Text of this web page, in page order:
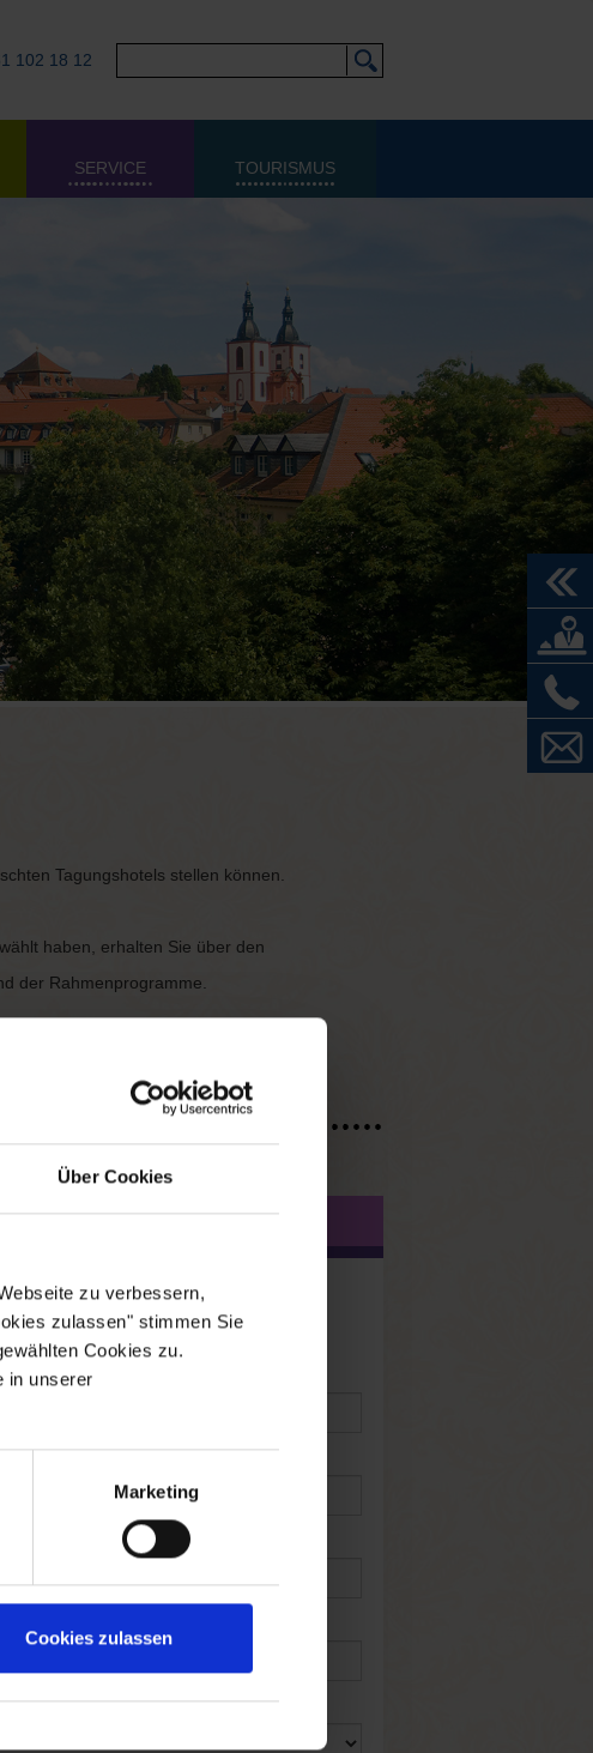
Über Cookies
zu verbessern,
zulassen" stimmen Sie
Cookies zu.
in unserer
Marketing
Cookies zulassen
102 18 12
SERVICE TOURISMUS
Tagungshotels stellen können.
haben, erhalten Sie über den
der Rahmenprogramme.
KUNDENANGABEN